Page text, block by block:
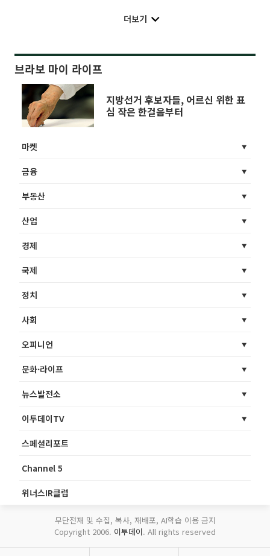
더보기
브라보 마이 라이프
지방선거 후보자들, 어르신 위한 표
심 작은 한걸음부터
마켓
금융
부동산
산업
경제
국제
정치
사회
오피니언
문화·라이프
뉴스발전소
이투데이TV
스페셜리포트
Channel 5
위너스IR클럽
무단전재 및 수집, 복사, 재배포, AI학습 이용 금지
Copyright 2006. 이투데이. All rights reserved